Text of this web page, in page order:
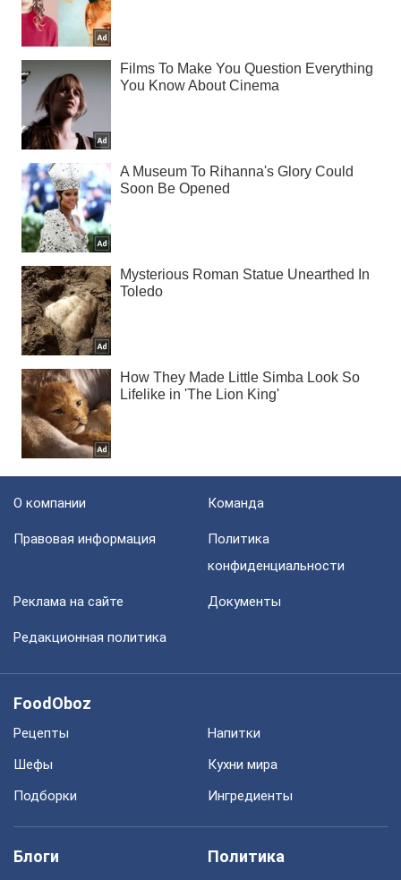
О компании Команда
Правовая информация
Политика
конфиденциальности
Реклама на сайте Документы
Редакционная политика
FoodOboz
Рецепты
Напитки
Шефы
Кухни мира
Подборки
Ингредиенты
Блоги Политика